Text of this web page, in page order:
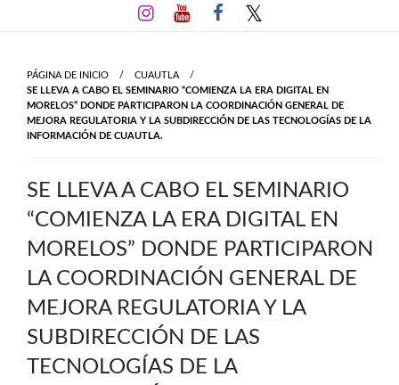
al
PÁGINA DE INICIO
CUAUTLA
SE LLEVA A CABO EL SEMINARIO “COMIENZA LA ERA DIGITAL EN
MORELOS” DONDE PARTICIPARON LA COORDINACIÓN GENERAL DE
MEJORA REGULATORIA Y LA SUBDIRECCIÓN DE LAS TECNOLOGÍAS DE LA
INFORMACIÓN DE CUAUTLA.
SE LLEVA A CABO EL SEMINARIO
“COMIENZA LA ERA DIGITAL EN
MORELOS” DONDE PARTICIPARON
LA COORDINACIÓN GENERAL DE
MEJORA REGULATORIA Y LA
SUBDIRECCIÓN DE LAS
TECNOLOGÍAS DE LA